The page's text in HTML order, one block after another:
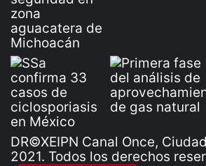
DR©XEIPN Canal Once,
2021. Todos los derechos